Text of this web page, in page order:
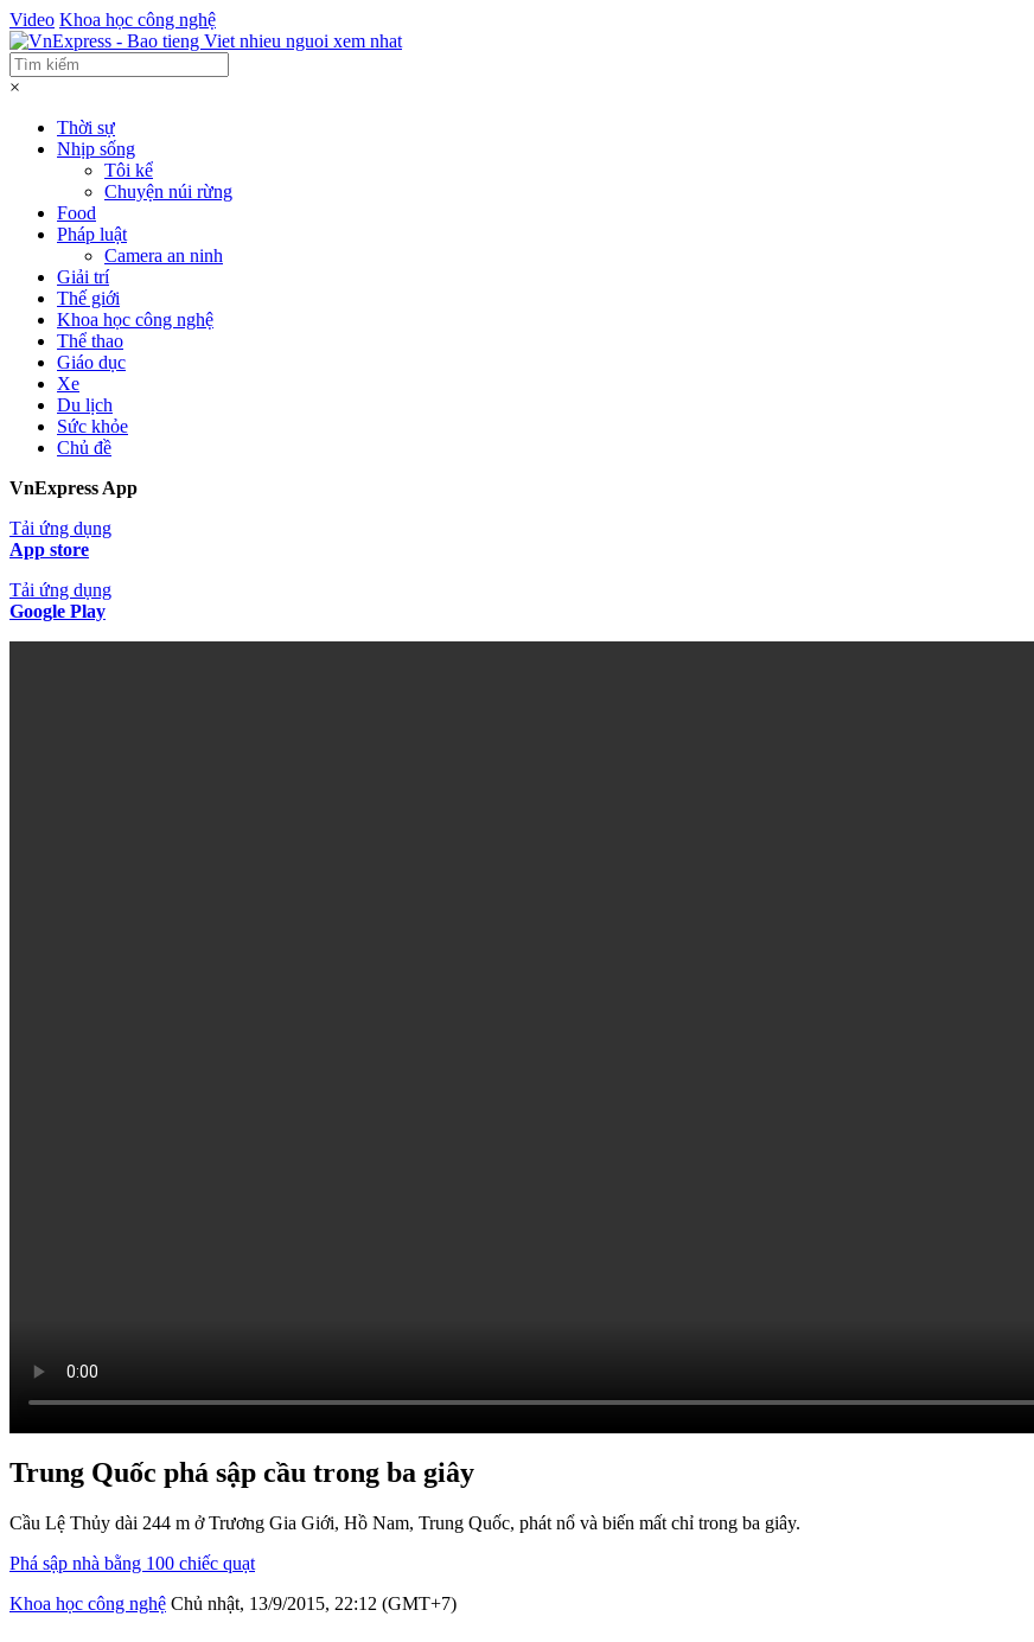
Video Khoa học công nghệ
×
Thời sự
Nhịp sống
Tôi kể
Chuyện núi rừng
Food
Pháp luật
Camera an ninh
Giải trí
Thế giới
Khoa học công nghệ
Thể thao
Giáo dục
Xe
Du lịch
Sức khỏe
Chủ đề
VnExpress App
Tải ứng dụng
App store
Tải ứng dụng
Google Play
Trung Quốc phá sập cầu trong ba giây
Cầu Lệ Thủy dài 244 m ở Trương Gia Giới, Hồ Nam, Trung Quốc, phát nổ và biến mất chỉ trong ba giây.
Phá sập nhà bằng 100 chiếc quạt
Khoa học công nghệ Chủ nhật, 13/9/2015, 22:12 (GMT+7)